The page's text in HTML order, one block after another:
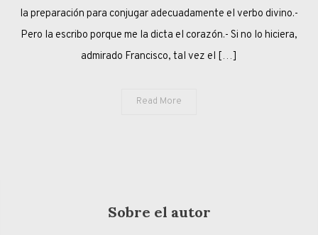
la preparación para conjugar adecuadamente el verbo divino.-
Pero la escribo porque me la dicta el corazón.- Si no lo hiciera,
admirado Francisco, tal vez el […]
Read More
Sobre el autor